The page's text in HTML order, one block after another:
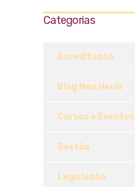
Categorias
Acreditação
Blog Meu Herói
Cursos e Eventos
Gestão
Legislação